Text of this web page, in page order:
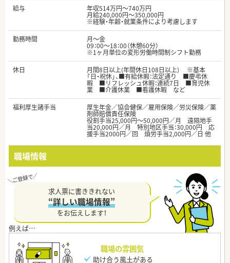
給与
年収514万円～740万円
月給240,000円～350,000円
※経験・年齢・就業条件により考慮します
勤務時間
月～金
09：00～18：00（休憩60分）
※1ヶ月単位の変形労働時間制シフト勤務
休日
月間8日以上(年間休日108日以上) ※基本
「日・祝休」、■有給休暇：法定通り ■慶弔休
暇 ■リフレッシュ休暇：連続7日 ■育児休
業 ■介護休業 ■看護休暇 など
福利厚生諸手当
厚生年金／協会健保／雇用保険／労災保険／薬
剤師賠償責任保険
役割手当25,000円～50,000円／月 遠隔地手
当20,000円／月 特別地区手当：30,000円 応
援手当2000円／回 煩労手当2,000円／日 他
職場情報
求人票に書ききれない
“詳しい職場情報”
をお伝えします！
職場の雰囲気
助け合う風土がある